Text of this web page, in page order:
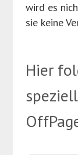
wird es
sie keine
Hier